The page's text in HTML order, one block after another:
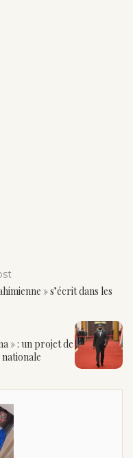
» s’écrit dans les
» : un projet de